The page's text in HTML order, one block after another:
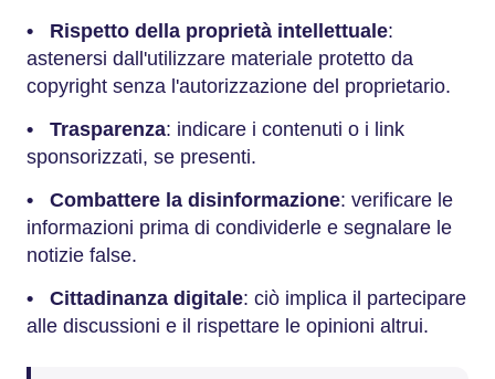
•
Rispetto della proprietà intellettuale:
astenersi dall'utilizzare materiale protetto da
copyright senza l'autorizzazione del proprietario.
•
Trasparenza: indicare i contenuti o i link
sponsorizzati, se presenti.
•
Combattere la disinformazione: verificare le
informazioni prima di condividerle e segnalare le
notizie false.
•
Cittadinanza digitale: ciò implica il partecipare
alle discussioni e il rispettare le opinioni altrui.